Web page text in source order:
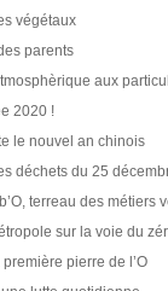
végétaux
parents
aux
2020 !
le nouvel an chinois
déchets du 25
terreau des métiers
sur la voie du
première pierre de l’O